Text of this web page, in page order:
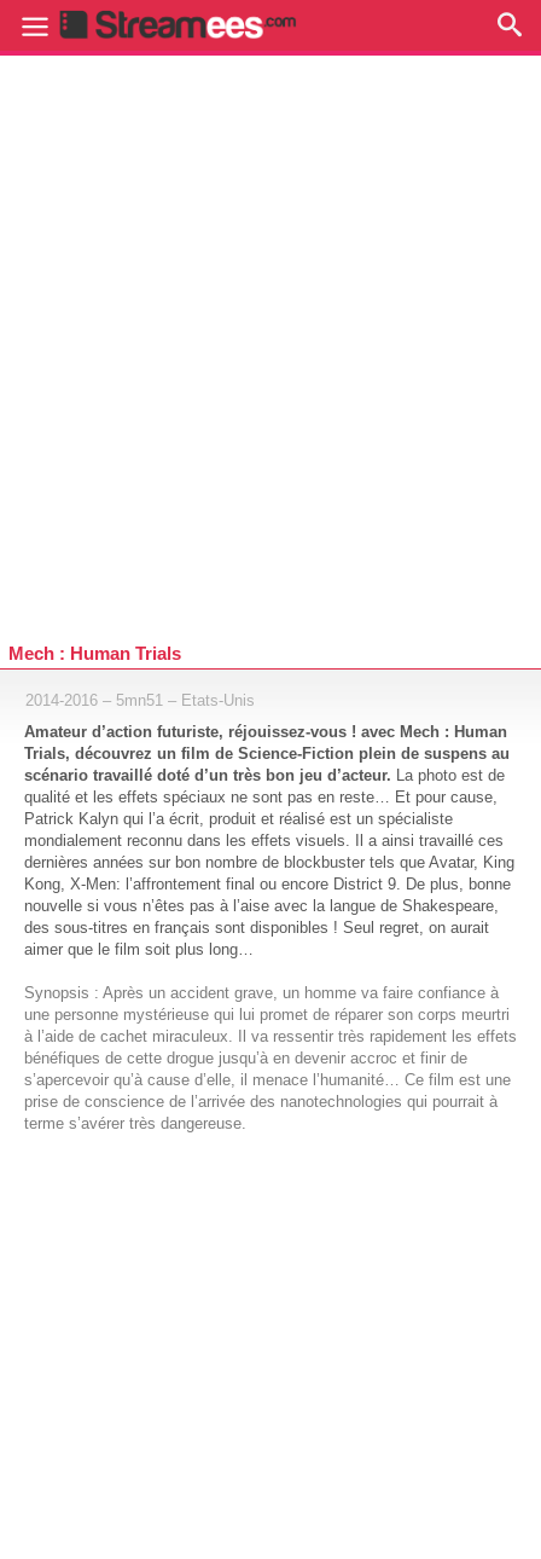
Mech : Human Trials
2014-2016 – 5mn51 – Etats-Unis
Amateur d’action futuriste, réjouissez-vous ! avec Mech : Human
Trials, découvrez un film de Science-Fiction plein de suspens au
scénario travaillé doté d’un très bon jeu d’acteur. La photo est de
qualité et les effets spéciaux ne sont pas en reste… Et pour cause,
Patrick Kalyn qui l’a écrit, produit et réalisé est un spécialiste
mondialement reconnu dans les effets visuels. Il a ainsi travaillé ces
dernières années sur bon nombre de blockbuster tels que Avatar, King
Kong, X-Men: l’affrontement final ou encore District 9. De plus, bonne
nouvelle si vous n’êtes pas à l’aise avec la langue de Shakespeare,
des sous-titres en français sont disponibles ! Seul regret, on aurait
aimer que le film soit plus long…
Synopsis : Après un accident grave, un homme va faire confiance à
une personne mystérieuse qui lui promet de réparer son corps meurtri
à l’aide de cachet miraculeux. Il va ressentir très rapidement les effets
bénéfiques de cette drogue jusqu’à en devenir accroc et finir de
s’apercevoir qu’à cause d’elle, il menace l’humanité… Ce film est une
prise de conscience de l’arrivée des nanotechnologies qui pourrait à
terme s’avérer très dangereuse.